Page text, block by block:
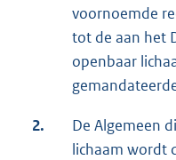
voornoemde
tot de aan het
openbaar
2.
De Algemeen
lichaam wordt